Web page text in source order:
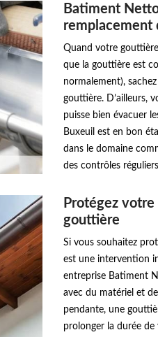
Batiment
remplacement
Quand votre
que la gouttière est
normalement),
gouttière. D’ailleurs,
puisse bien évacuer
Buxeuil est en bon
dans le domaine
des contrôles
Protégez
gouttière
Si vous souhaitez
est une intervention
entreprise Batiment
avec du matériel et
pendante, une
prolonger la durée